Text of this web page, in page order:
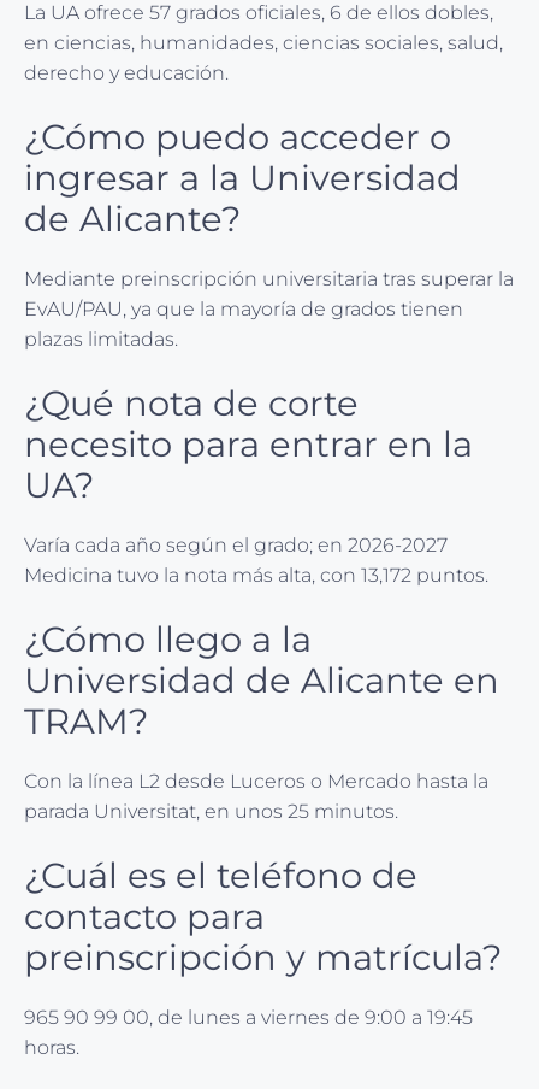
La UA ofrece 57 grados oficiales, 6 de ellos dobles,
en ciencias, humanidades, ciencias sociales, salud,
derecho y educación.
¿Cómo puedo acceder o
ingresar a la Universidad
de Alicante?
Mediante preinscripción universitaria tras superar la
EvAU/PAU, ya que la mayoría de grados tienen
plazas limitadas.
¿Qué nota de corte
necesito para entrar en la
UA?
Varía cada año según el grado; en 2026-2027
Medicina tuvo la nota más alta, con 13,172 puntos.
¿Cómo llego a la
Universidad de Alicante en
TRAM?
Con la línea L2 desde Luceros o Mercado hasta la
parada Universitat, en unos 25 minutos.
¿Cuál es el teléfono de
contacto para
preinscripción y matrícula?
965 90 99 00, de lunes a viernes de 9:00 a 19:45
horas.